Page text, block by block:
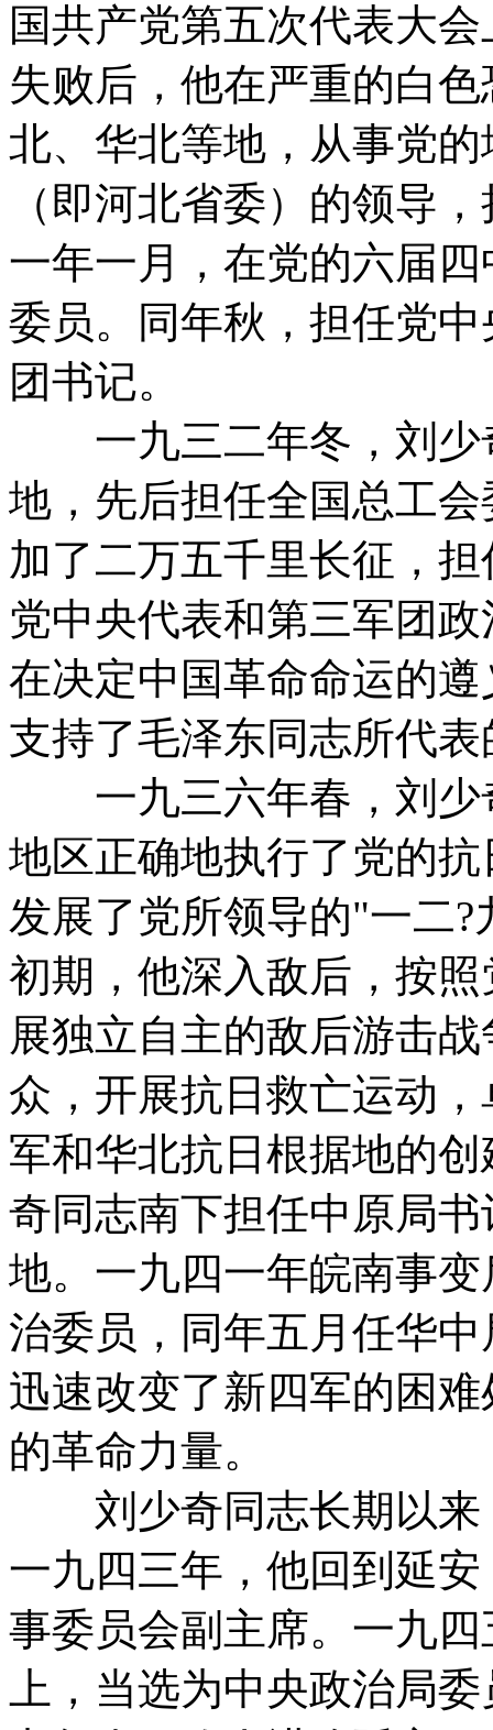
国共产党第五次代表大
失败后，他在严重的白
北、华北等地，从事党
（即河北省委）的领导
一年一月，在党的六届
委员。同年秋，担任党
团书记。
一九三二年冬，刘少
地，先后担任全国总工
加了二万五千里长征，
党中央代表和第三军团
在决定中国革命命运的
支持了毛泽东同志所代
一九三六年春，刘少
地区正确地执行了党的
发展了党所领导的"一二
初期，他深入敌后，按
展独立自主的敌后游击
众，开展抗日救亡运动
军和华北抗日根据地的
奇同志南下担任中原局
地。一九四一年皖南事
治委员，同年五月任华
迅速改变了新四军的困
的革命力量。
刘少奇同志长期以来
一九四三年，他回到延
事委员会副主席。一九
上，当选为中央政治局